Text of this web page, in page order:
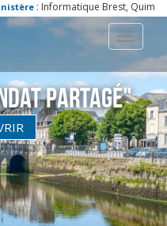
: Informatique Brest,
Toggle
partagé"